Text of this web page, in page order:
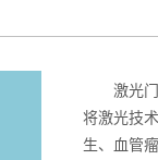
激光
将激光技
生、血管